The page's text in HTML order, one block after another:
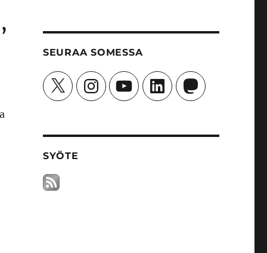
SEURAA SOMESSA
X InstagramYouTubeLinkedInMastodon
SYÖTE